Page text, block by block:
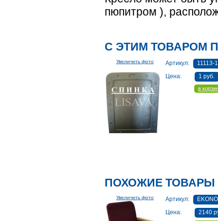
пюпитром ),
С ЭТИМ ТОВАРОМ
Увеличить фото Артикул:
11113-1
Цена:
1 руб.
в
ПОХОЖИЕ ТОВАРЫ
Увеличить фото Артикул:
Цена:
2140